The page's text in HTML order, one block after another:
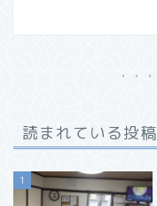
読まれている投稿
1